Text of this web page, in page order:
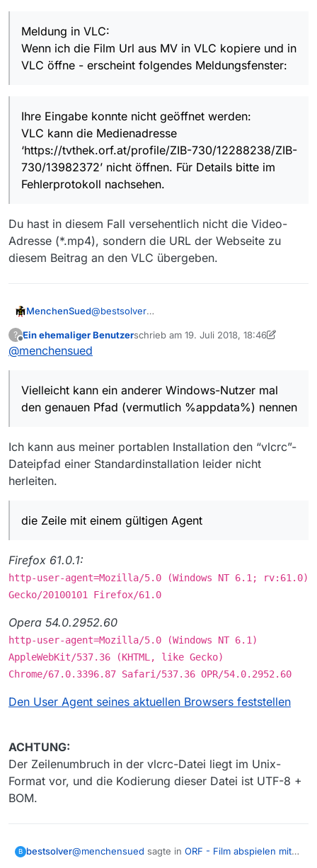
FAlls der Text zu klein ist - hier der Text
nachgetippt:
Ihre Eingabe konnte nicht geöffnet werden:
VLC kann die Medienadresse
Fehlerprotokoll nachsehen.
Sorry für meine laienhaften Fragen.
Meldung in VLC:
Wenn ich die Film Url aus MV in VLC kopiere und in
VLC öffne - erscheint folgendes Meldungsfenster:
Ihre Eingabe konnte nicht geöffnet werden:
VLC kann die Medienadresse
‘https://tvthek.orf.at/profile/ZIB-730/12288238/ZIB-
730/13982372’ nicht öffnen. Für Details bitte im
Fehlerprotokoll nachsehen.
Du hast in diesem Fall versehentlich nicht die Video-
Adresse (*.mp4), sondern die URL der Webseite zu
diesem Beitrag an den VLC übergeben.
MenchenSued@bestsolver
eines Schalters funktioniert. Das Netz ist voll
@Musta weiter oben geschrieben hat.
Vielleicht kann ein anderer Windows-Nutzer
(z.B. vom Firefox) hier posten.
? Ein ehemaliger Benutzerschrieb am 19. Juli 2018, 18:46
zuletzt editiert von Ein ehemaliger
@menchensued
Vielleicht kann ein anderer Windows-Nutzer mal
den genauen Pfad (vermutlich %appdata%) nennen
Ich kann aus meiner portablen Installation den “vlcrc”-
Dateipfad einer Standardinstallation leider nicht
herleiten.
die Zeile mit einem gültigen Agent
Firefox 61.0.1:
http-user-agent=Mozilla/5.0 (Windows NT 6.1; rv:61.0)
Gecko/20100101 Firefox/61.0
Opera 54.0.2952.60
http-user-agent=Mozilla/5.0 (Windows NT 6.1)
AppleWebKit/537.36 (KHTML, like Gecko)
Chrome/67.0.3396.87 Safari/537.36 OPR/54.0.2952.60
Den User Agent seines aktuellen Browsers feststellen
ACHTUNG:
Der Zeilenumbruch in der vlcrc-Datei liegt im Unix-
Format vor, und die Kodierung dieser Datei ist UTF-8 +
BOM.
B bestsolver@menchensued sagte in ORF - Film abspielen mit